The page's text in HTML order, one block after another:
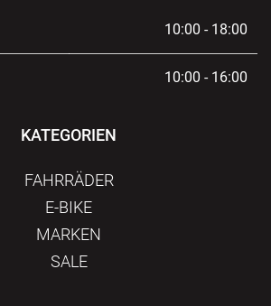
10:00 - 18:00
10:00 - 16:00
KATEGORIEN
FAHRRÄDER
E-BIKE
MARKEN
SALE